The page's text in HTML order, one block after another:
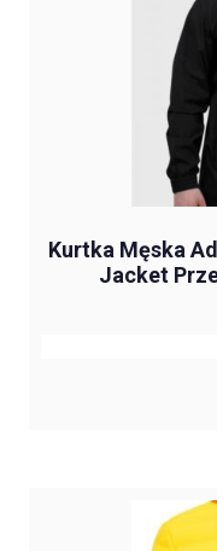
Kurtka Męska
Jacket